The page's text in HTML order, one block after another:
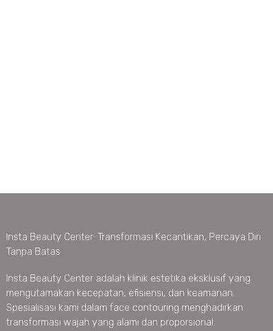
Insta Beauty Center: Transformasi Kecantikan, Percaya Diri
Tanpa Batas
Insta Beauty Center adalah klinik estetika eksklusif yang
mengutamakan kecepatan, efisiensi, dan keamanan.
Spesialisasi kami dalam face contouring menghadirkan
transformasi wajah yang alami dan proporsional.